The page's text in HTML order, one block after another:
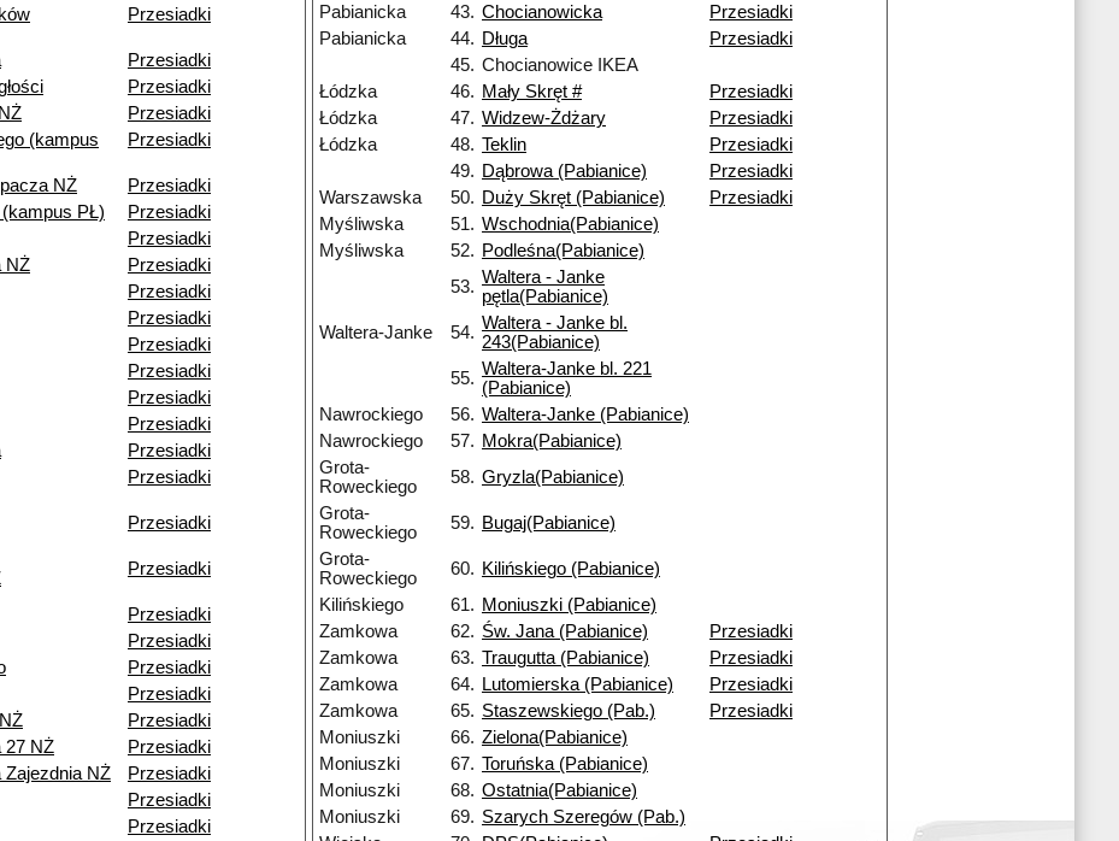
Przesiadki
Przesiadki
Przesiadki
Przesiadki
(kampus
Przesiadki
NŻ
Przesiadki
PŁ)
Przesiadki
Przesiadki
NŻ
Przesiadki
Przesiadki
Przesiadki
Przesiadki
Przesiadki
Przesiadki
Przesiadki
Przesiadki
Przesiadki
Przesiadki
Przesiadki
Przesiadki
Przesiadki
Przesiadki
Przesiadki
Przesiadki
27 NŻ
Przesiadki
Zajezdnia NŻ
Przesiadki
Przesiadki
Przesiadki
Pabianicka
43. Chocianowicka
Przesiadki
Pabianicka
44. Długa
Przesiadki
45. Chocianowice IKEA
Łódzka
46. Mały Skręt #
Przesiadki
Łódzka
47. Widzew-Żdżary
Przesiadki
Łódzka
48. Teklin
Przesiadki
49. Dąbrowa (Pabianice)
Przesiadki
Warszawska
50. Duży Skręt (Pabianice)
Przesiadki
Myśliwska
51. Wschodnia(Pabianice)
Myśliwska
52. Podleśna(Pabianice)
53. Waltera - Janke
pętla(Pabianice)
Waltera-Janke
54. Waltera - Janke bl.
243(Pabianice)
55. Waltera-Janke bl. 221
(Pabianice)
Nawrockiego
56. Waltera-Janke (Pabianice)
Nawrockiego
57. Mokra(Pabianice)
Grota-
Roweckiego
58. Gryzla(Pabianice)
Grota-
Roweckiego
59. Bugaj(Pabianice)
Grota-
Roweckiego
60. Kilińskiego (Pabianice)
Kilińskiego
61. Moniuszki (Pabianice)
Zamkowa
62. Św. Jana (Pabianice)
Przesiadki
Zamkowa
63. Traugutta (Pabianice)
Przesiadki
Zamkowa
64. Lutomierska (Pabianice)
Przesiadki
Zamkowa
65. Staszewskiego (Pab.)
Przesiadki
Moniuszki
66. Zielona(Pabianice)
Moniuszki
67. Toruńska (Pabianice)
Moniuszki
68. Ostatnia(Pabianice)
Moniuszki
69. Szarych Szeregów (Pab.)